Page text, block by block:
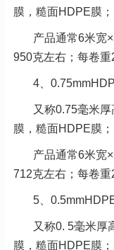
膜，糙面HDPE膜；
产品通常6米宽
950克左右；每卷重
4、
又称0.75毫米
膜，糙面HDPE膜；
产品通常6米宽
712克左右；每卷重
5、
又称0. 5毫米厚
膜，糙面HDPE膜；